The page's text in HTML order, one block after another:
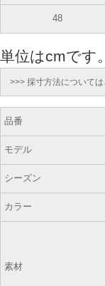
48
単位はcmです。
>>> 採寸方法については
品番
モデル
シーズン
カラー
素材